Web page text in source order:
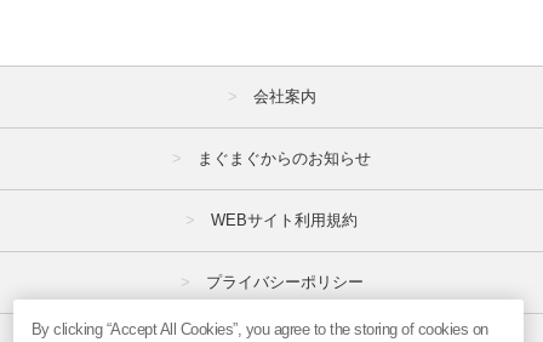
会社案内
まぐまぐからのお知らせ
WEBサイト利用規約
プライバシーポリシー
By clicking “Accept All Cookies”, you agree to the storing of cookies on